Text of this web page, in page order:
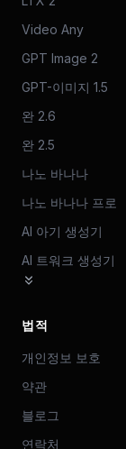
Video Any
GPT Image 2
GPT-이미지 1.5
완 2.6
완 2.5
나노 바나나
나노 바나나 프로
AI 아기 생성기
AI 트워크 생성기
법적
개인정보 보호
약관
블로그
연락처